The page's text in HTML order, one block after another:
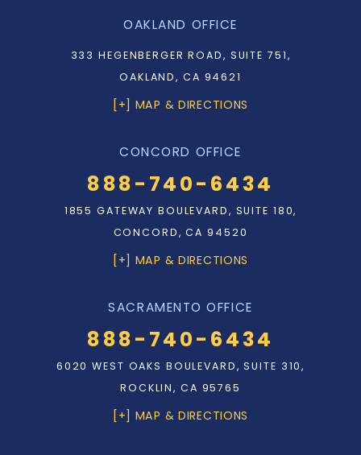
OAKLAND OFFICE
333 HEGENBERGER ROAD, SUITE 751,
OAKLAND, CA 94621
[+] MAP & DIRECTIONS
CONCORD OFFICE
888-740-6434
1855 GATEWAY BOULEVARD, SUITE 180,
CONCORD, CA 94520
[+] MAP & DIRECTIONS
SACRAMENTO OFFICE
888-740-6434
6020 WEST OAKS BOULEVARD, SUITE 310,
ROCKLIN, CA 95765
[+] MAP & DIRECTIONS